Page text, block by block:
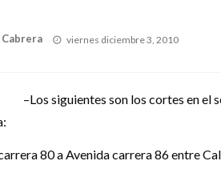
Publicado
viernes diciembre 3, 2010
–Los siguientes son los cortes en
80 a Avenida carrera 86 entre